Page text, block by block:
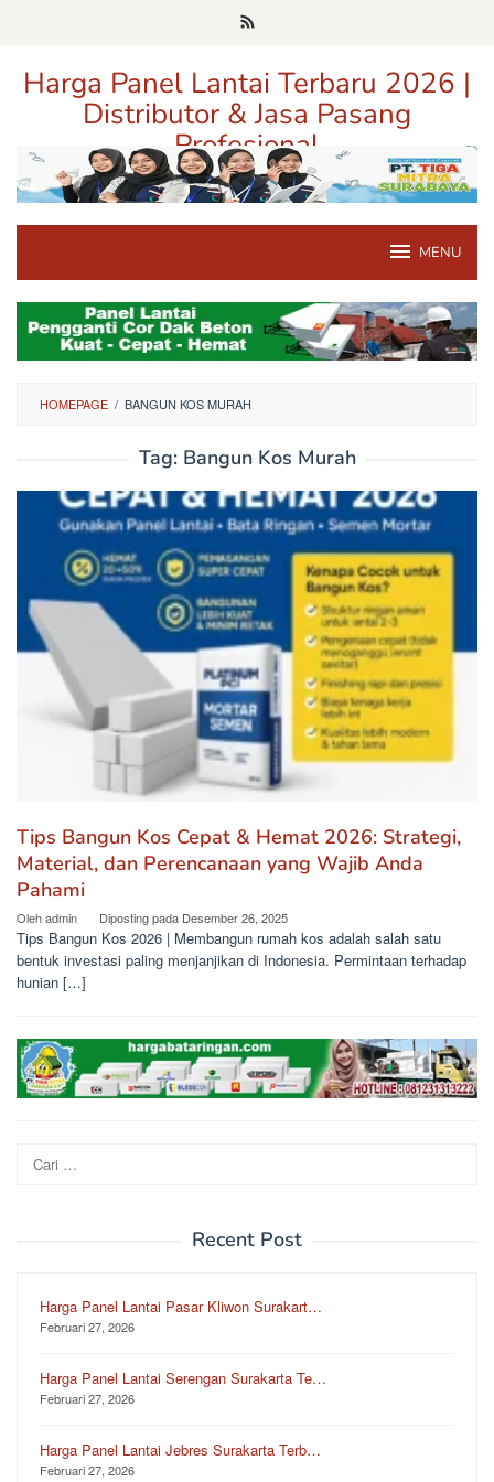
Harga Panel Lantai Terbaru 2026 |
Distributor & Jasa Pasang
Profesional
Pusat Informasi Harga, Distributor, dan Jasa Pasang Panel Lantai
Terpercaya di Jawa Timur
MENU
HOMEPAGE / BANGUN KOS MURAH
Tag: Bangun Kos Murah
Tips Bangun Kos Cepat & Hemat 2026: Strategi,
Material, dan Perencanaan yang Wajib Anda
Pahami
Olehadmin Diposting pada Desember 26, 2025
Tips Bangun Kos 2026 | Membangun rumah kos adalah salah satu
bentuk investasi paling menjanjikan di Indonesia. Permintaan terhadap
hunian […]
Cari
untuk:
Recent Post
Harga Panel Lantai Pasar Kliwon Surakart…
Februari 27, 2026
Harga Panel Lantai Serengan Surakarta Te…
Februari 27, 2026
Harga Panel Lantai Jebres Surakarta Terb…
Februari 27, 2026